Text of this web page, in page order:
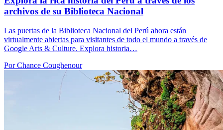
archivos de su Biblioteca Nacional
Las puertas de la Biblioteca Nacional del Perú ahora están
virtualmente abiertas para visitantes de todo el mundo a través de
Google Arts & Culture. Explora historia…
Por Chance Coughenour